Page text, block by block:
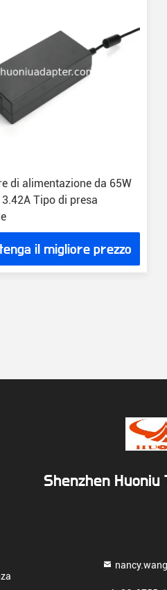
di alimentazione da 65W
Tipo di presa
il migliore prezzo
Shenzhen Huoniu